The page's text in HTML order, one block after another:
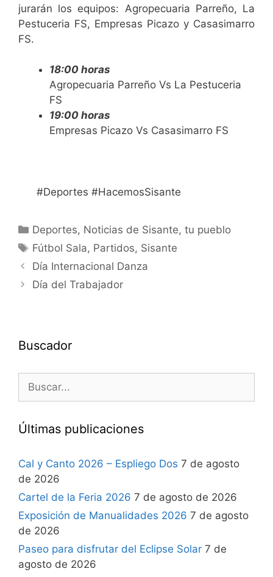
jurarán los equipos: Agropecuaria Parreño, La
Pestuceria FS, Empresas Picazo y Casasimarro
FS.
18:00 horas
Agropecuaria Parreño Vs La Pestuceria
FS
19:00 horas
Empresas Picazo Vs Casasimarro FS
#Deportes #HacemosSisante
Deportes, Noticias de Sisante, tu pueblo
Fútbol Sala, Partidos, Sisante
Día Internacional Danza
Día del Trabajador
Buscador
Últimas publicaciones
Cal y Canto 2026 – Espliego Dos 7 de agosto
de 2026
Cartel de la Feria 2026 7 de agosto de 2026
Exposición de Manualidades 2026 7 de agosto
de 2026
Paseo para disfrutar del Eclipse Solar 7 de
agosto de 2026